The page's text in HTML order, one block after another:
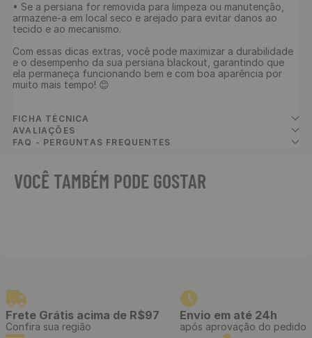
• Se a persiana for removida para limpeza ou manutenção,
armazene-a em local seco e arejado para evitar danos ao
tecido e ao mecanismo.
Com essas dicas extras, você pode maximizar a durabilidade
e o desempenho da sua persiana blackout, garantindo que
ela permaneça funcionando bem e com boa aparência por
muito mais tempo! 😊
FICHA TÉCNICA
AVALIAÇÕES
FAQ - PERGUNTAS FREQUENTES
VOCÊ TAMBÉM PODE GOSTAR
Frete Grátis acima de R$97
Confira sua região
Envio em até 24h
após aprovação do pedido